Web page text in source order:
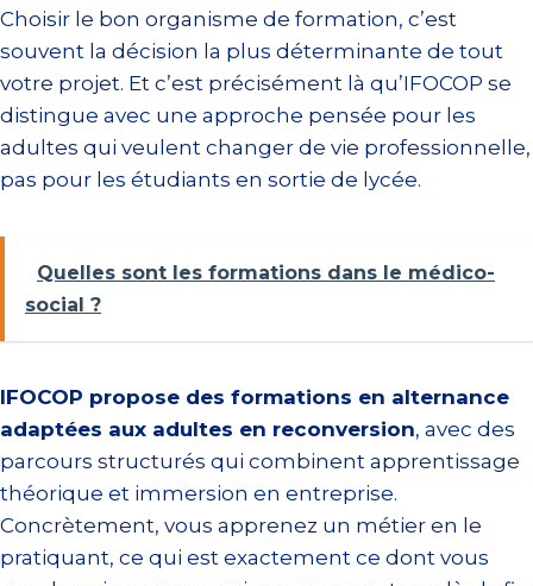
Choisir le bon organisme de formation, c’est
souvent la décision la plus déterminante de tout
votre projet. Et c’est précisément là qu’IFOCOP se
distingue avec une approche pensée pour les
adultes qui veulent changer de vie professionnelle,
pas pour les étudiants en sortie de lycée.
Quelles sont les formations dans le médico-
social ?
IFOCOP propose des formations en alternance
adaptées aux adultes en reconversion, avec des
parcours structurés qui combinent apprentissage
théorique et immersion en entreprise.
Concrètement, vous apprenez un métier en le
pratiquant, ce qui est exactement ce dont vous